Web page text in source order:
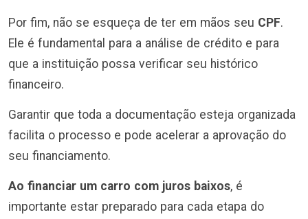
Por fim, não se esqueça de ter em mãos seu CPF.
Ele é fundamental para a análise de crédito e para
que a instituição possa verificar seu histórico
financeiro.
Garantir que toda a documentação esteja organizada
facilita o processo e pode acelerar a aprovação do
seu financiamento.
Ao financiar um carro com juros baixos, é
importante estar preparado para cada etapa do